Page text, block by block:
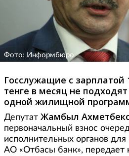
Фото: Информбюро
Госслужащие с зарплатой
тенге в месяц не
одной жилищной
Депутат Жамбыл
первоначальный взнос
исполнительных органов для
АО «Отбасы банк», передает